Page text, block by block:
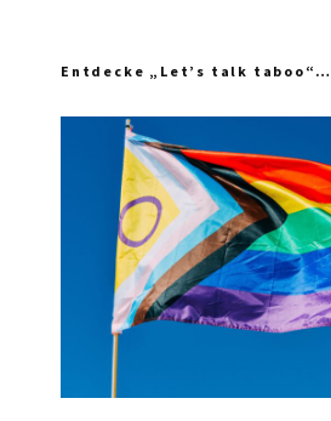
Entdecke „Let’s talk taboo“…